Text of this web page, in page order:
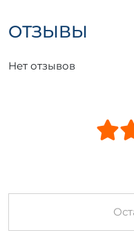
ОТЗЫВЫ
Нет отзывов